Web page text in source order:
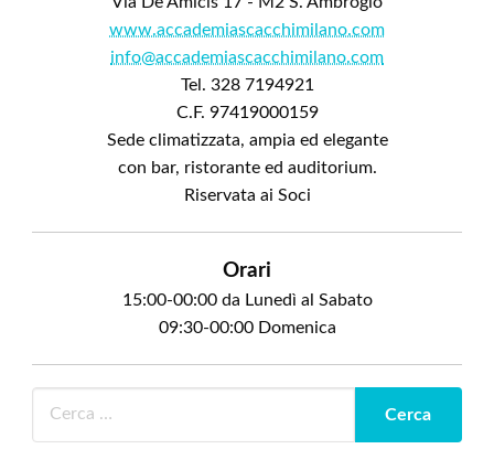
www.accademiascacchimilano.com
info@accademiascacchimilano.com
Tel. 328 7194921
C.F. 97419000159
Sede climatizzata, ampia ed elegante
con bar, ristorante ed auditorium.
Riservata ai Soci
Orari
15:00-00:00 da Lunedì al Sabato
09:30-00:00 Domenica